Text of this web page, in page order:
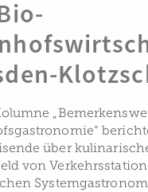
über
von